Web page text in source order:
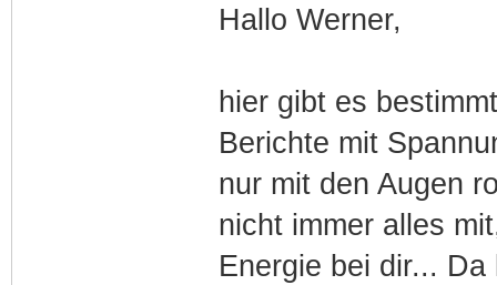
Hallo Werner,
hier gibt es
Berichte mit
nur mit den Augen
nicht immer alles
Energie bei dir...